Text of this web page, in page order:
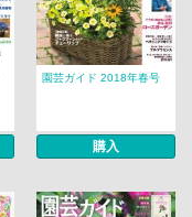
園芸ガイド 2018年春号
購入